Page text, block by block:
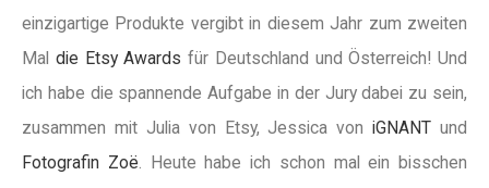
einzigartige Produkte vergibt in diesem Jahr zum zweiten
Mal die Etsy Awards für Deutschland und Österreich! Und
ich habe die spannende Aufgabe in der Jury dabei zu sein,
zusammen mit Julia von Etsy, Jessica voniGNANT und
Fotografin Zoë . Heute habe ich schon mal ein bisschen